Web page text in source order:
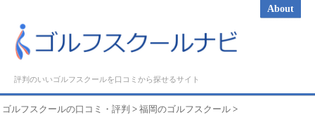
About
評判のいいゴルフスクールを口コミから探せるサイト
ゴルフスクールの口コミ・評判 > 福岡のゴルフスクール >